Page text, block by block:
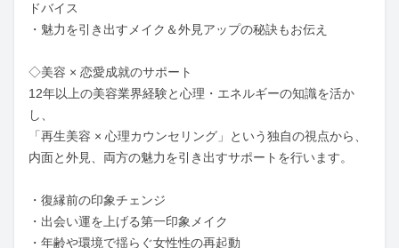
ドバイス
・魅力を引き出すメイク＆外見アップの秘訣もお伝え
◇美容 × 恋愛成就のサポート
12年以上の美容業界経験と心理・エネルギーの知識を活か
し、
「再生美容 × 心理カウンセリング」という独自の視点から、
内面と外見、両方の魅力を引き出すサポートを行います。
・復縁前の印象チェンジ
・出会い運を上げる第一印象メイク
・年齢や環境で揺らぐ女性性の再起動